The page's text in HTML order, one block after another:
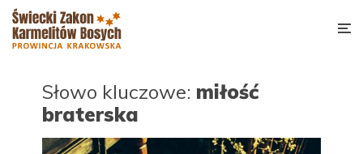
Słowo kluczowe: miłość
braterska